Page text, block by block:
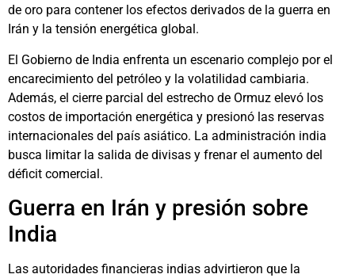
de oro para contener los efectos derivados de la guerra en
Irán y la tensión energética global.
El Gobierno de India enfrenta un escenario complejo por el
encarecimiento del petróleo y la volatilidad cambiaria.
Además, el cierre parcial del estrecho de Ormuz elevó los
costos de importación energética y presionó las reservas
internacionales del país asiático. La administración india
busca limitar la salida de divisas y frenar el aumento del
déficit comercial.
Guerra en Irán y presión sobre
India
Las autoridades financieras indias advirtieron que la